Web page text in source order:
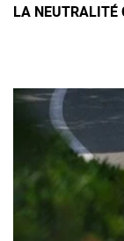
LA NEUTRALITÉ